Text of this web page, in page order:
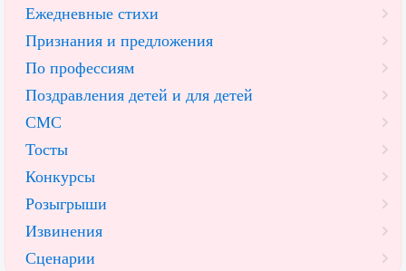
Ежедневные стихи
Признания и предложения
По профессиям
Поздравления детей и для детей
СМС
Тосты
Конкурсы
Розыгрыши
Извинения
Сценарии